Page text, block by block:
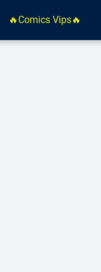
🔥Comics Vips🔥